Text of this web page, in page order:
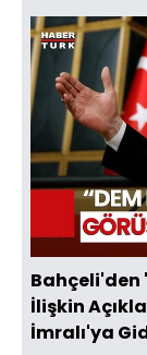
Bahçeli'den
İlişkin
İmralı'ya